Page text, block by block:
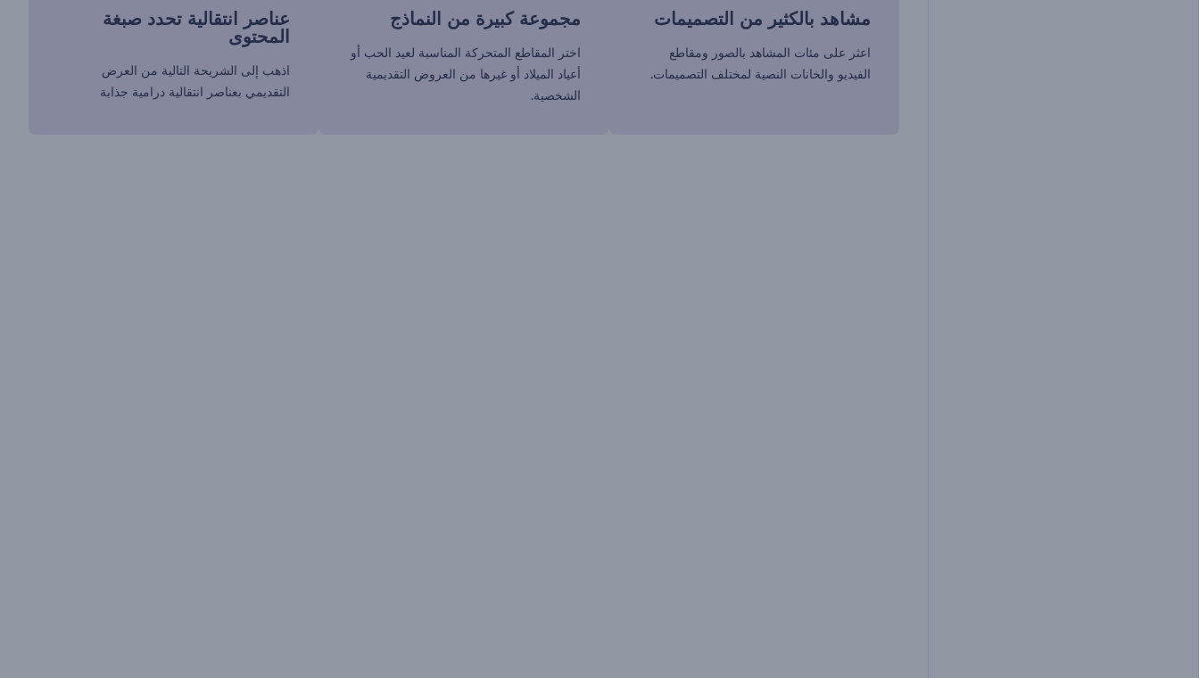
مشاهد بالكثير من التصميمات
اعثر على مئات المشاهد بالصور ومقاطع
الفيديو والخانات النصية لمختلف التصميمات.
مجموعة كبيرة من النماذج
اختر المقاطع المتحركة المناسبة لعيد الحب أو
أعياد الميلاد أو غيرها من العروض التقديمية
الشخصية.
عناصر انتقالية تحدد صبغة
المحتوى
اذهب إلى الشريحة التالية من العرض
التقديمي بعناصر انتقالية درامية جذابة